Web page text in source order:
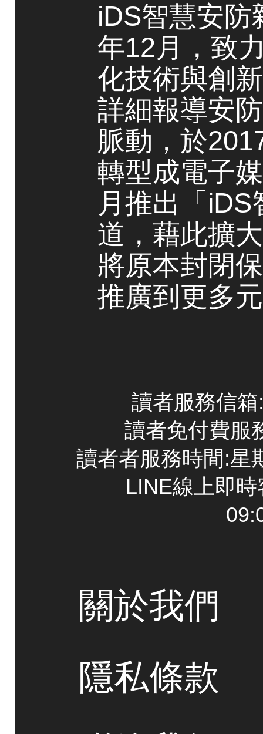
iDS智慧安防
年12月，致
化技術與創
詳細報導安
脈動，於
轉型成電子
月推出「
道，藉此擴
將原本封閉
推廣到更多
讀者服務信
讀者免付費服
讀者者服務時間:星
LINE線上即
關於我們
隱私條款